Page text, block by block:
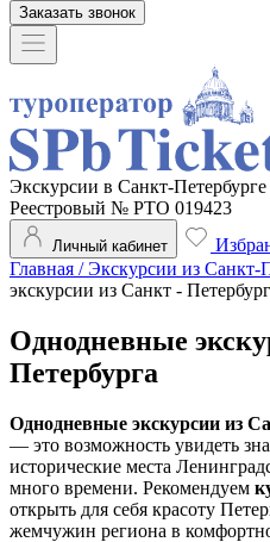
Заказать звонок
Экскурсии в Санкт-Петербурге
Реестровый № РТО 019423
Личный кабинет
Главная /Экскурсии из Санкт-
экскурсии из Санкт -
Однодневные
Петербурга
Однодневные экскурсии из
— это возможность увидеть
исторические места
много времени. Рекомендуем
открыть для себя красоту
жемчужин региона в